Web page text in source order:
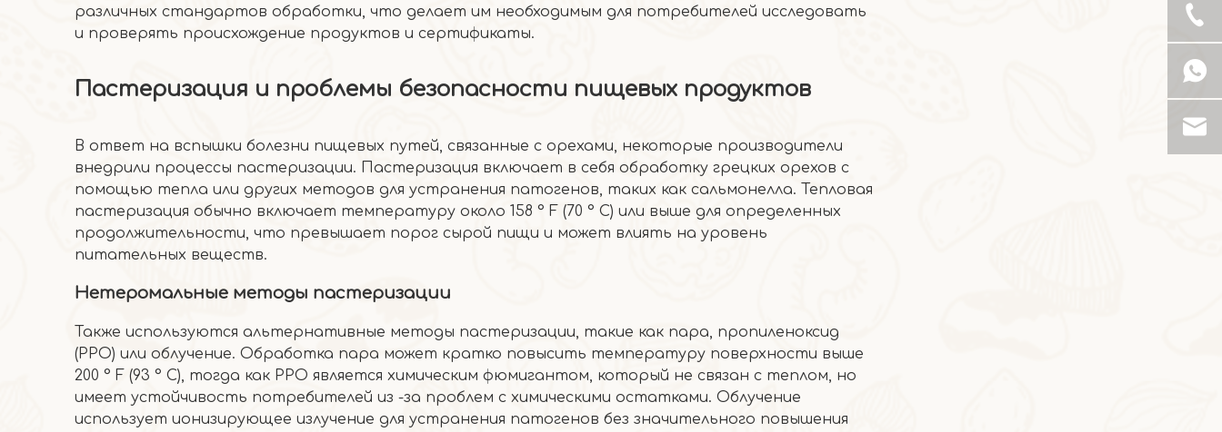
различных стандартов обработки, что делает им необходимым для потребителей исследовать
и проверять происхождение продуктов и сертификаты.
Пастеризация и проблемы безопасности пищевых продуктов
В ответ на вспышки болезни пищевых путей, связанные с орехами, некоторые производители
внедрили процессы пастеризации. Пастеризация включает в себя обработку грецких орехов с
помощью тепла или других методов для устранения патогенов, таких как сальмонелла. Тепловая
пастеризация обычно включает температуру около 158 ° F (70 ° C) или выше для определенных
продолжительности, что превышает порог сырой пищи и может влиять на уровень
питательных веществ.
Нетеромальные методы пастеризации
Также используются альтернативные методы пастеризации, такие как пара, пропиленоксид
(PPO) или облучение. Обработка пара может кратко повысить температуру поверхности выше
200 ° F (93 ° C), тогда как PPO является химическим фюмигантом, который не связан с теплом, но
имеет устойчивость потребителей из -за проблем с химическими остатками. Облучение
использует ионизирующее излучение для устранения патогенов без значительного повышения